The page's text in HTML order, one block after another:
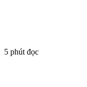
5 phút đọc